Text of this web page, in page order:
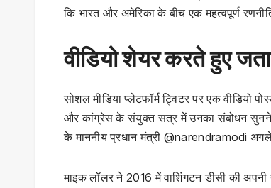
कि भारत और अमेरिका के बीच एक महत्वपूर्ण
वीडियो शेयर करते हुए
सोशल मीडिया प्लेटफॉर्म ट्विटर पर एक वीडियो
और कांग्रेस के संयुक्त सत्र में उनका संबोधन सुनने
के माननीय प्रधान मंत्री @narendramodi
माइक लॉलर ने 2016 में वाशिंगटन डीसी की अपनी